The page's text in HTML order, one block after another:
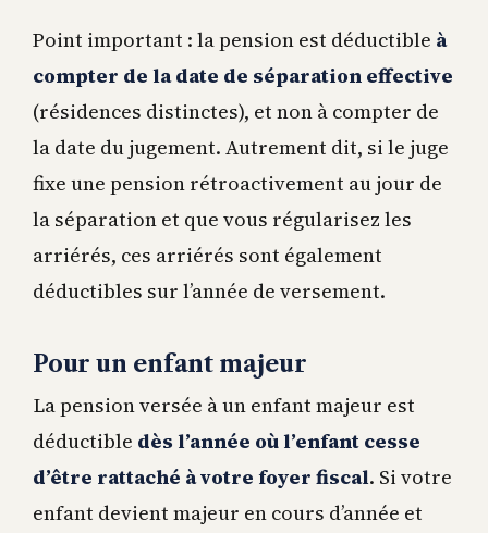
Point important : la pension est déductible à
compter de la date de séparation effective
(résidences distinctes), et non à compter de
la date du jugement. Autrement dit, si le juge
fixe une pension rétroactivement au jour de
la séparation et que vous régularisez les
arriérés, ces arriérés sont également
déductibles sur l’année de versement.
Pour un enfant majeur
La pension versée à un enfant majeur est
déductible dès l’année où l’enfant cesse
d’être rattaché à votre foyer fiscal. Si votre
enfant devient majeur en cours d’année et